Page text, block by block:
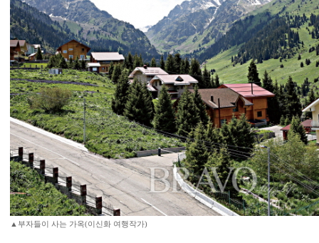
▲부자들이 사는 가옥(이신화 여행작가)